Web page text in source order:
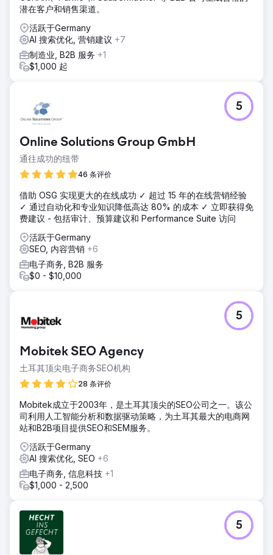
潜在客户和销售渠道。
活跃于Germany
AI 搜索优化, 营销建议 +7
制造业, B2B 服务 +1
$1,000 起
Online Solutions Group GmbH
通往成功的纽带
46 条评价
5
借助 OSG 实现更大的在线成功 ✓ 超过 15 年的在线营销经验
✓ 通过自动化和专业知识降低高达 80% 的成本 ✓ 立即获得免
费建议 - 包括审计、预算建议和 Performance Suite 访问
活跃于Germany
SEO, 内容营销 +6
电子商务, B2B 服务
$0 - $10,000
Mobitek SEO Agency
土耳其顶尖电子商务SEO机构
28 条评价
5
Mobitek成立于2003年，是土耳其顶尖的SEO公司之一。该公
司利用人工智能分析和数据驱动策略，为土耳其最大的电商网
站和B2B项目提供SEO和SEM服务。
活跃于Germany
AI 搜索优化, SEO +6
电子商务, 信息科技 +1
$1,000 - 2,500
5